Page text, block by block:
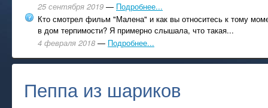
25 сентября 2019 — Подробнее...
Кто смотрел фильм "Малена" и как вы относитесь к тому
в дом терпимости? Я примерно слышала, что такая...
4 февраля 2018 — Подробнее...
Пеппа из шариков